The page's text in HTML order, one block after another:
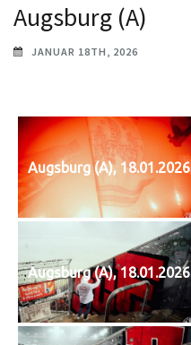
Augsburg (A)
JANUAR 18TH, 2026
Augsburg (A), 18.01.2026
Augsburg (A), 18.01.2026